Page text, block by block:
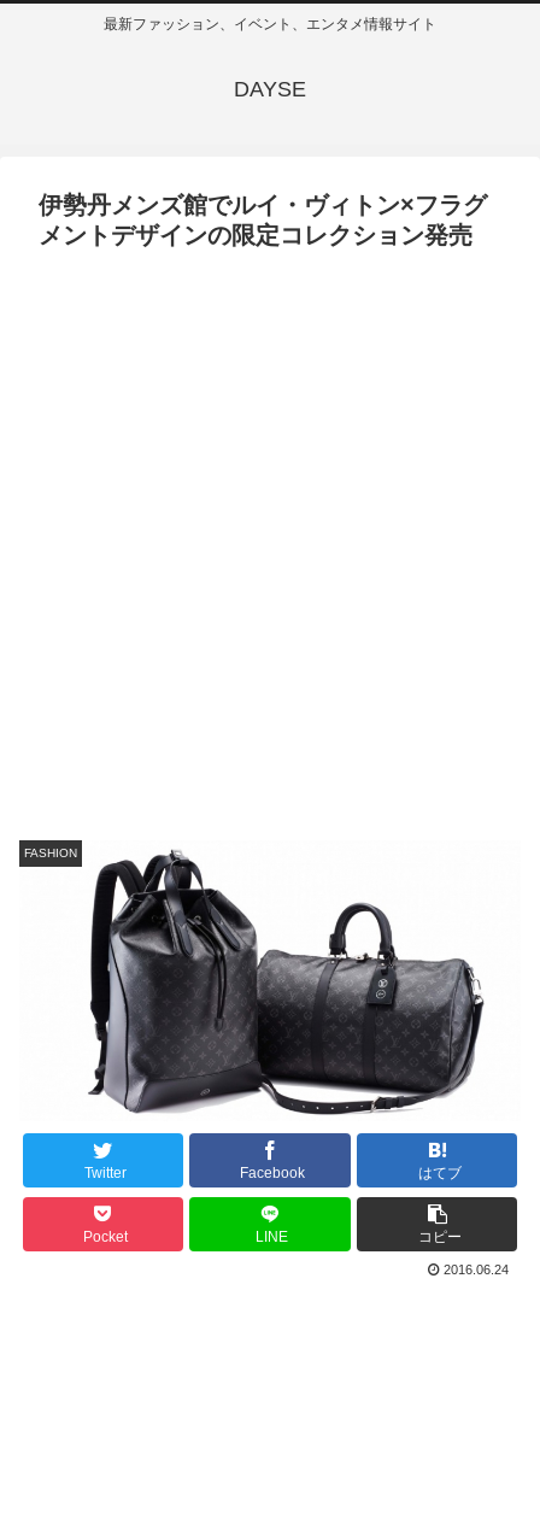
最新ファッション、イベント、エンタメ情報サイト
DAYSE
伊勢丹メンズ館でルイ・ヴィトン×フラグ
メントデザインの限定コレクション発売
FASHION
Twitter Facebook はてブ
Pocket LINE コピー
2016.06.24